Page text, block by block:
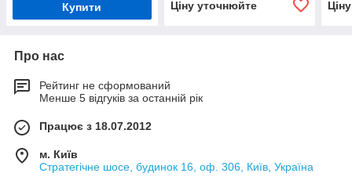
Купити Ціну уточнюйте
Про нас
Рейтинг не сформований
Менше 5 відгуків за останній рік
Працює з 18.07.2012
м. Київ
Стратегічне шосе, будинок 16, оф. 306, Київ, Україна